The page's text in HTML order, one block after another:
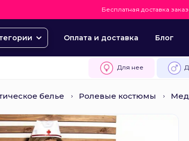
Бесплатная доставка
Оплата и доставка Блог
Для нее
белье Ролевые костюмы